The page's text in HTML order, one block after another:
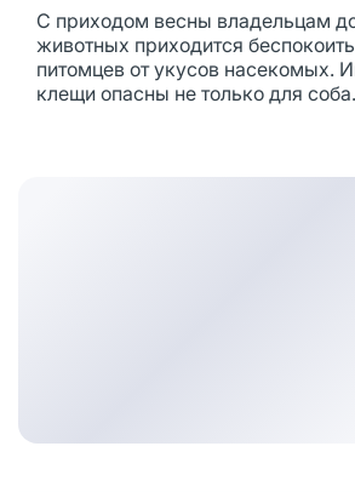
С приходом весны владельцам
животных приходится
питомцев от укусов насекомых.
клещи опасны не только для